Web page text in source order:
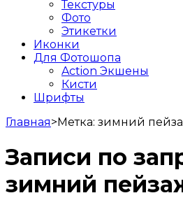
Текстуры
Фото
Этикетки
Иконки
Для Фотошопа
Action Экшены
Кисти
Шрифты
Главная>Метка: зимний
Записи по
зимний